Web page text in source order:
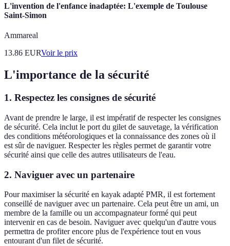
L'invention de l'enfance inadaptée: L'exemple de Toulouse
Saint-Simon
Ammareal
13.86 EURVoir le prix
L'importance de la sécurité
1. Respectez les consignes de sécurité
Avant de prendre le large, il est impératif de respecter les consignes
de sécurité. Cela inclut le port du gilet de sauvetage, la vérification
des conditions météorologiques et la connaissance des zones où il
est sûr de naviguer. Respecter les règles permet de garantir votre
sécurité ainsi que celle des autres utilisateurs de l'eau.
2. Naviguer avec un partenaire
Pour maximiser la sécurité en kayak adapté PMR, il est fortement
conseillé de naviguer avec un partenaire. Cela peut être un ami, un
membre de la famille ou un accompagnateur formé qui peut
intervenir en cas de besoin. Naviguer avec quelqu'un d'autre vous
permettra de profiter encore plus de l'expérience tout en vous
entourant d'un filet de sécurité.